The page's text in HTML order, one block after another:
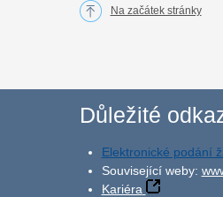
Na začátek stránky
Důležité
Elektronické podání
Související weby:
Kariéra